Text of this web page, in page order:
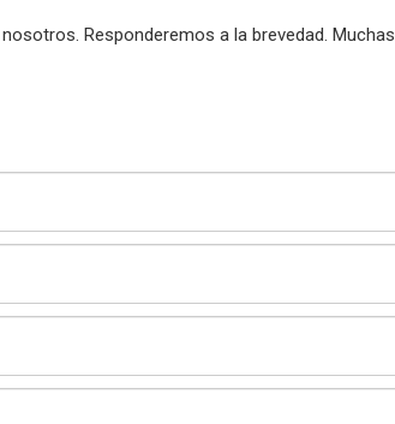
Responderemos a la brevedad. Muchas